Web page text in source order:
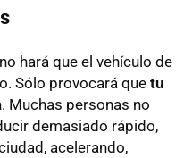
hará que el vehículo de
Sólo provocará que tu
. Muchas personas no
demasiado rápido,
acelerando,